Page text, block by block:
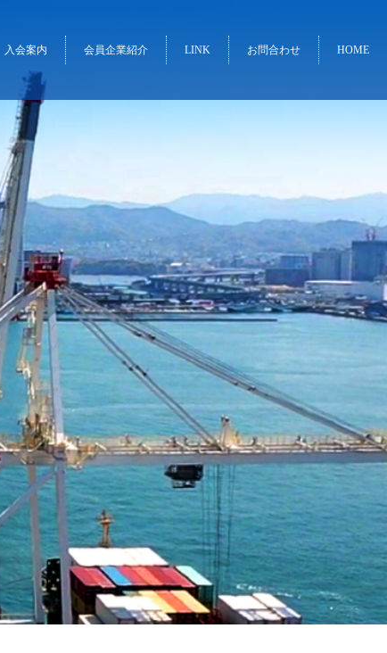
入会案内 会員企業紹介 LINK お問合わせ HOME